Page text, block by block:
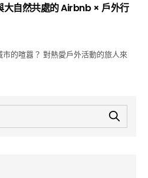
大自然共處的 Airbnb × 戶外行
的喧囂？ 對熱愛戶外活動的旅人來